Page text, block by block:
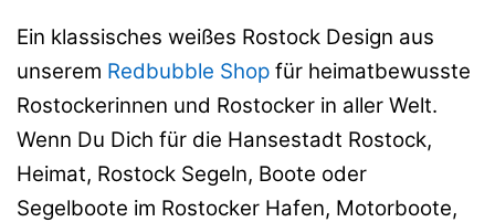
Ein klassisches weißes Rostock Design aus
unserem Redbubble Shop für heimatbewusste
Rostockerinnen und Rostocker in aller Welt.
Wenn Du Dich für die Hansestadt Rostock,
Heimat, Rostock Segeln, Boote oder
Segelboote im Rostocker Hafen, Motorboote,